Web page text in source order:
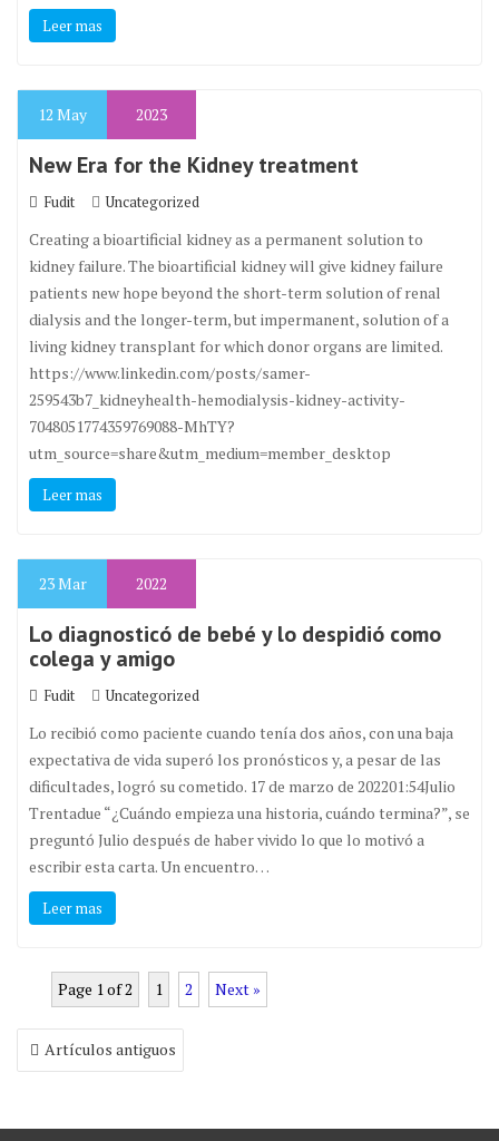
Leer mas
12 May 2023
New Era for the Kidney treatment
Fudit Uncategorized
Creating a bioartificial kidney as a permanent solution to
kidney failure. The bioartificial kidney will give kidney failure
patients new hope beyond the short-term solution of renal
dialysis and the longer-term, but impermanent, solution of a
living kidney transplant for which donor organs are limited.
https://www.linkedin.com/posts/samer-
259543b7_kidneyhealth-hemodialysis-kidney-activity-
7048051774359769088-MhTY?
utm_source=share&utm_medium=member_desktop
Leer mas
23Mar 2022
Lo diagnosticó de bebé y lo despidió como
colega y amigo
Fudit Uncategorized
Lo recibió como paciente cuando tenía dos años, con una baja
expectativa de vida superó los pronósticos y, a pesar de las
dificultades, logró su cometido. 17 de marzo de 202201:54Julio
Trentadue “¿Cuándo empieza una historia, cuándo termina?”, se
preguntó Julio después de haber vivido lo que lo motivó a
escribir esta carta. Un encuentro…
Leer mas
Page 1 of 2 1 2 Next »
Navegación
de
Artículos antiguos